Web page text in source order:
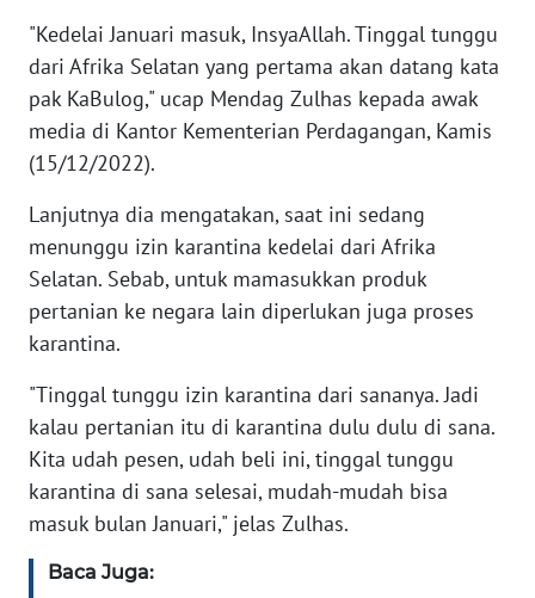
"Kedelai Januari masuk, InsyaAllah. Tinggal tunggu
dari Afrika Selatan yang pertama akan datang kata
pak KaBulog," ucap Mendag Zulhas kepada awak
media di Kantor Kementerian Perdagangan, Kamis
(15/12/2022).
Lanjutnya dia mengatakan, saat ini sedang
menunggu izin karantina kedelai dari Afrika
Selatan. Sebab, untuk mamasukkan produk
pertanian ke negara lain diperlukan juga proses
karantina.
"Tinggal tunggu izin karantina dari sananya. Jadi
kalau pertanian itu di karantina dulu dulu di sana.
Kita udah pesen, udah beli ini, tinggal tunggu
karantina di sana selesai, mudah-mudah bisa
masuk bulan Januari," jelas Zulhas.
Baca Juga:
SUMUT
WN
WN
JABAR
WN
BANTEN
WN
NTT
KEPRI
WN
PAPUA